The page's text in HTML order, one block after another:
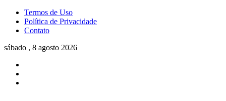
Termos de Uso
Política de Privacidade
Contato
sábado , 8 agosto 2026